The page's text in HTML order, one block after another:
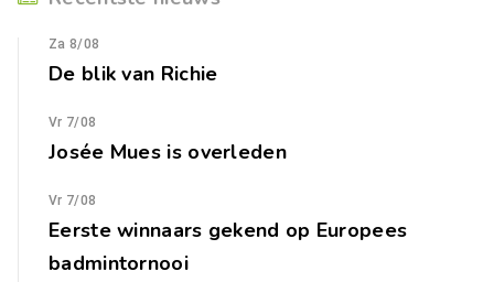
Za 8/08
De blik van Richie
Vr 7/08
Josée Mues is overleden
Vr 7/08
Eerste winnaars gekend op Europees
badmintornooi